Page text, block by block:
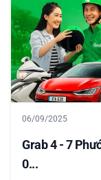
06/09/2025
Grab 4 - 7
0...